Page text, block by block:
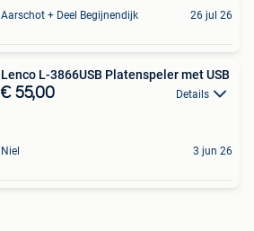
Aarschot + Deel Begijnendijk 26 jul 26
Lenco L-3866USB Platenspeler met USB
€ 55,00 Details
Niel 3 jun 26